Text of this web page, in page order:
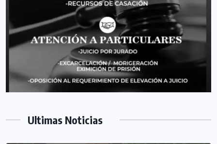
Ultimas Noticias